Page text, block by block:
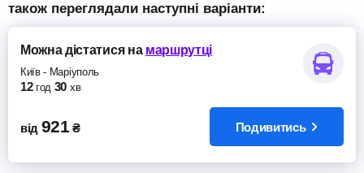
також переглядали наступні варіанти:
Можна дістатисяна маршрутці
Київ- Маріуполь
12 год 30 хв
від 921 ₴ Подивитись